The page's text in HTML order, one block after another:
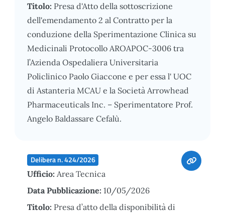
Titolo: Presa d'Atto della sottoscrizione
dell'emendamento 2 al Contratto per la
conduzione della Sperimentazione Clinica su
Medicinali Protocollo AROAPOC-3006 tra
l’Azienda Ospedaliera Universitaria
Policlinico Paolo Giaccone e per essa l' UOC
di Astanteria MCAU e la Società Arrowhead
Pharmaceuticals Inc. – Sperimentatore Prof.
Angelo Baldassare Cefalù.
Delibera n. 424/2026
Ufficio: Area Tecnica
Data Pubblicazione: 10/05/2026
Titolo: Presa d’atto della disponibilità di